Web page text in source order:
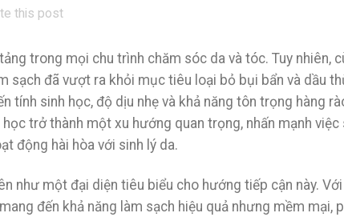
this post
trong mọi chu trình chăm sóc da và tóc. Tuy nhiên,
sạch đã vượt ra khỏi mục tiêu loại bỏ bụi bẩn và dầu
tính sinh học, độ dịu nhẹ và khả năng tôn trọng hàng
trở thành một xu hướng quan trọng, nhấn mạnh
động hài hòa với sinh lý da.
như một đại diện tiêu biểu cho hướng tiếp cận này.
đến khả năng làm sạch hiệu quả nhưng mềm mại,